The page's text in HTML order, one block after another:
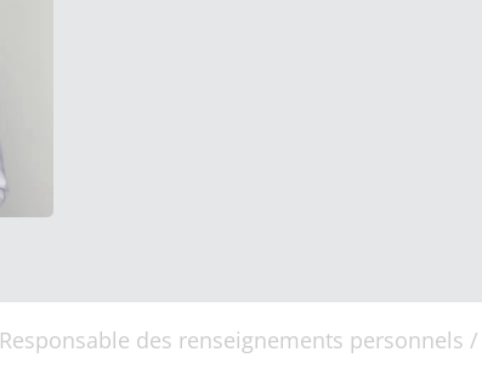
Responsable des renseignements personnels